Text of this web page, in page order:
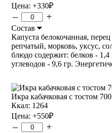
Цена: +330₽
– +
Состав
Капуста белокочанная,
репчатый, морковь, уксус,
блюдо содержит: белков -
углеводов - 9,6 гр.
Икра кабачковая с тостом
Ккал: 1264
Цена: +550₽
– +